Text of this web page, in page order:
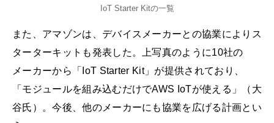
IoT Starter Kitの一覧
また、アマゾンは、デバイスメーカーとの協業によりス
ターターキットも発表した。上写真のように10社の
メーカーから「IoT Starter Kit」が提供されており、
「モジュールを組み込むだけでAWS IoTが使える」（大
谷氏）。今後、他のメーカーにも協業を広げる計画とい